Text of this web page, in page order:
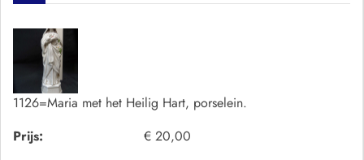
1126=Maria met het Heilig Hart, porselein.
Prijs:
€ 20,00